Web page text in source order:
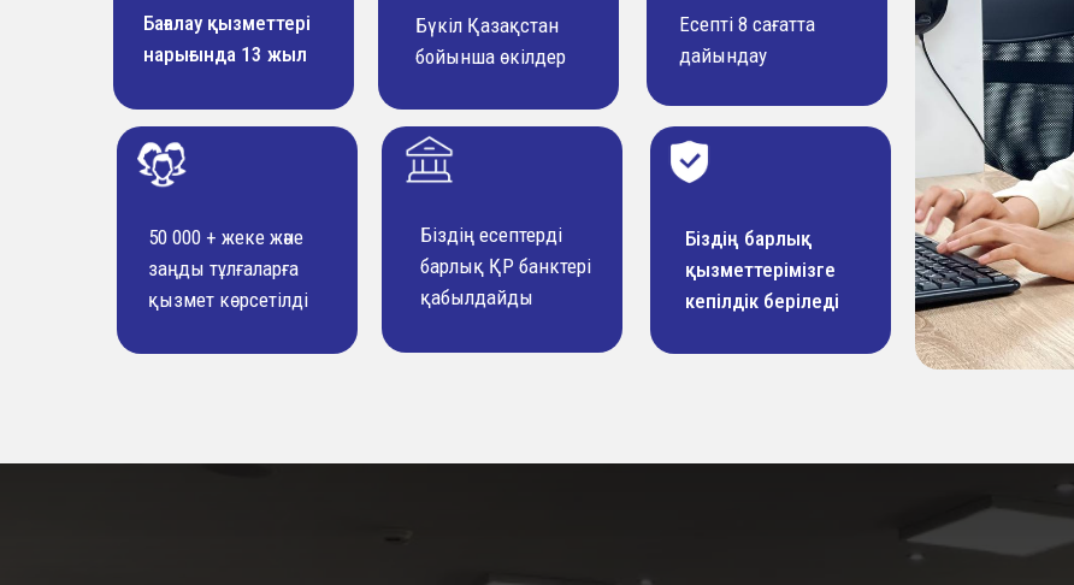
50 000 + жеке және
заңды тұлғаларға
қызмет көрсетілді
Бағалау қызметтері
нарығында 13 жыл
Бүкiл Қазақстан
бойынша өкілдер
Есепті 8 сағатта
дайындау
Біздің есептердi
барлық ҚР банктері
қабылдайды
Біздің барлық
қызметтерімізге
кепілдік беріледі